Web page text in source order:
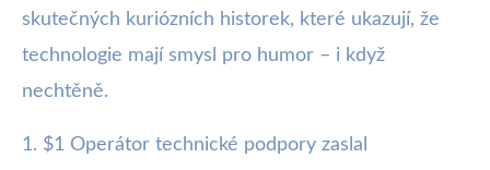
skutečných kuriózních historek, které ukazují, že
technologie mají smysl pro humor – i když
nechtěně.
1. $1 Operátor technické podpory zaslal